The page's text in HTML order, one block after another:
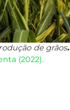
de grãos.
(2022).